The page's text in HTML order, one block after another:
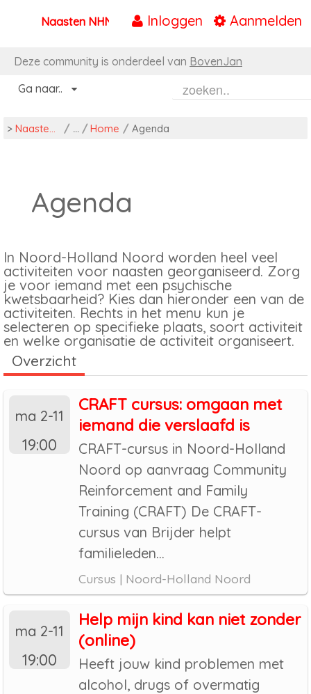
Naar content
Inloggen Aanmelden
Naasten NHN
Deze community is onderdeel van BovenJan
Ga naar..
> Naasten NHN / Home / Agenda
Agenda
In Noord-Holland Noord worden heel veel
activiteiten voor naasten georganiseerd. Zorg
je voor iemand met een psychische
kwetsbaarheid? Kies dan hieronder een van de
activiteiten. Rechts in het menu kun je
selecteren op specifieke plaats, soort activiteit
en welke organisatie de activiteit organiseert.
Overzicht
ma 2-11
19:00
CRAFT cursus: omgaan met
iemand die verslaafd is
CRAFT-cursus in Noord-Holland
Noord op aanvraag Community
Reinforcement and Family
Training (CRAFT) De CRAFT-
cursus van Brijder helpt
familieleden...
Cursus | Noord-Holland Noord
ma 2-11
19:00
Help mijn kind kan niet zonder
(online)
Heeft jouw kind problemen met
alcohol, drugs of overmatig